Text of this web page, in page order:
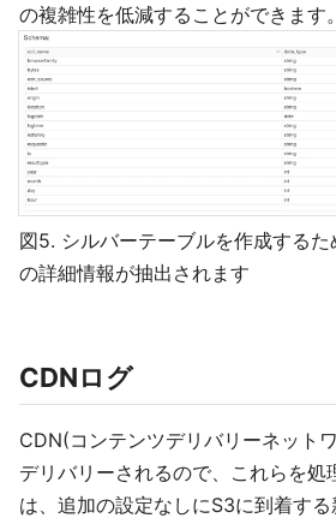
の複雑性を低減することができます。
図5. シルバーテーブルを作成する
の詳細情報が抽出されます
CDNログ
CDN(コンテンツデリバリーネット
デリバリーされるので、これらを処
は、追加の設定なしにS3に到着す